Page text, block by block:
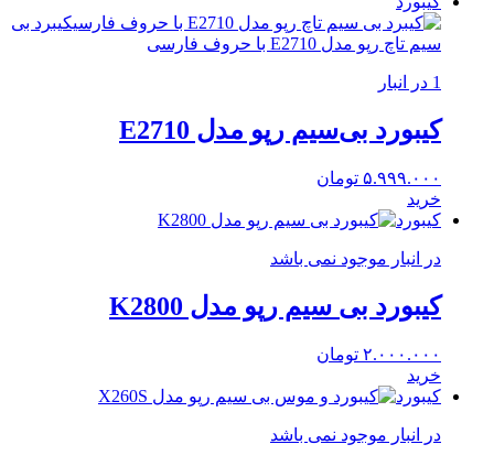
1 در انبار
کیبورد بی‌سیم رپو مدل E2710
۵.۹۹۹.۰۰۰ تومان
خرید
کیبورد
در انبار موجود نمی باشد
کیبورد بی سیم رپو مدل K2800
۲.۰۰۰.۰۰۰ تومان
خرید
کیبورد
در انبار موجود نمی باشد